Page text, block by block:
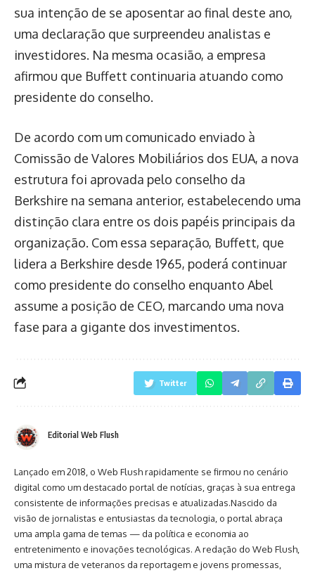
sua intenção de se aposentar ao final deste ano,
uma declaração que surpreendeu analistas e
investidores. Na mesma ocasião, a empresa
afirmou que Buffett continuaria atuando como
presidente do conselho.
De acordo com um comunicado enviado à
Comissão de Valores Mobiliários dos EUA, a nova
estrutura foi aprovada pelo conselho da
Berkshire na semana anterior, estabelecendo uma
distinção clara entre os dois papéis principais da
organização. Com essa separação, Buffett, que
lidera a Berkshire desde 1965, poderá continuar
como presidente do conselho enquanto Abel
assume a posição de CEO, marcando uma nova
fase para a gigante dos investimentos.
Twitter
Editorial Web Flush
Lançado em 2018, o Web Flush rapidamente se firmou no cenário
digital como um destacado portal de notícias, graças à sua entrega
consistente de informações precisas e atualizadas.Nascido da
visão de jornalistas e entusiastas da tecnologia, o portal abraça
uma ampla gama de temas — da política e economia ao
entretenimento e inovações tecnológicas. A redação do Web Flush,
uma mistura de veteranos da reportagem e jovens promessas,